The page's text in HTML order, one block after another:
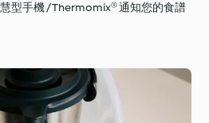
型手機 / Thermomix® 通知您的食譜